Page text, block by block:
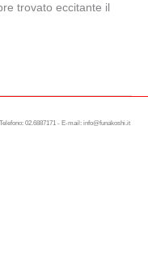
trovato eccitante il
02.6887171 - E-mail: info@funakoshi.it